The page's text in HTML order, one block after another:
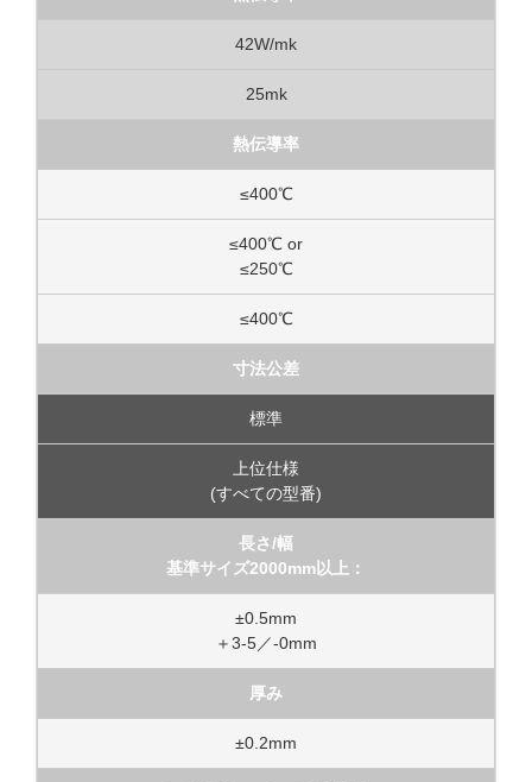
42W/mk
25mk
熱伝導率
≤400℃
≤400℃ or
≤250℃
≤400℃
寸法公差
標準
上位仕様
(すべての型番)
長さ/幅
基準サイズ2000mm以上：
±0.5mm
＋3-5／-0mm
厚み
±0.2mm